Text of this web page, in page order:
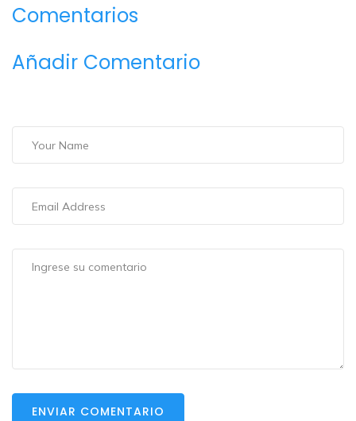
Comentarios
Añadir Comentario
ENVIAR COMENTARIO